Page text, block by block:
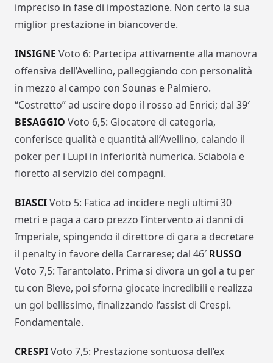
impreciso in fase di impostazione. Non certo la sua
miglior prestazione in biancoverde.
INSIGNE Voto 6: Partecipa attivamente alla manovra
offensiva dell’Avellino, palleggiando con personalità
in mezzo al campo con Sounas e Palmiero.
“Costretto” ad uscire dopo il rosso ad Enrici; dal 39′
BESAGGIO Voto 6,5: Giocatore di categoria,
conferisce qualità e quantità all’Avellino, calando il
poker per i Lupi in inferiorità numerica. Sciabola e
fioretto al servizio dei compagni.
BIASCIVoto 5: Fatica ad incidere negli ultimi 30
metri e paga a caro prezzo l’intervento ai danni di
Imperiale, spingendo il direttore di gara a decretare
il penalty in favore della Carrarese; dal 46′ RUSSO
Voto 7,5: Tarantolato. Prima si divora un gol a tu per
tu con Bleve, poi sforna giocate incredibili e realizza
un gol bellissimo, finalizzando l’assist di Crespi.
Fondamentale.
CRESPIVoto 7,5: Prestazione sontuosa dell’ex